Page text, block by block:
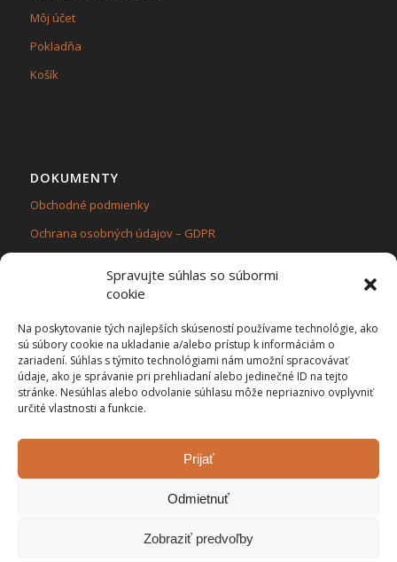
Spravujte súhlas so súbormi
cookie
Na poskytovanie tých najlepších skúseností používame technológie, ako
sú súbory cookie na ukladanie a/alebo prístup k informáciám o
zariadení. Súhlas s týmito technológiami nám umožní spracovávať
údaje, ako je správanie pri prehliadaní alebo jedinečné ID na tejto
stránke. Nesúhlas alebo odvolanie súhlasu môže nepriaznivo ovplyvniť
určité vlastnosti a funkcie.
Prijať
Odmietnuť
Zobraziť predvoľby
Môj účet
Pokladňa
Košík
DOKUMENTY
Obchodné podmienky
Ochrana osobných údajov – GDPR
KONTAKT
Flama ecol,s.r.o.
IČO: 47 509 511, IČ DPH: SK2023921581